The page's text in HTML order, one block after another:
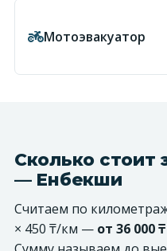
Мотоэвакуатор
Сколько стоит
— Енбекши
Считаем по
× 450 ₸/км — от 36 000 ₸